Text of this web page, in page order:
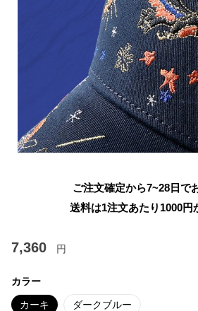
ご注文確定から7~28日で
送料は1注文あたり 1000円
7,360 円
カラー
カーキ ダークブルー